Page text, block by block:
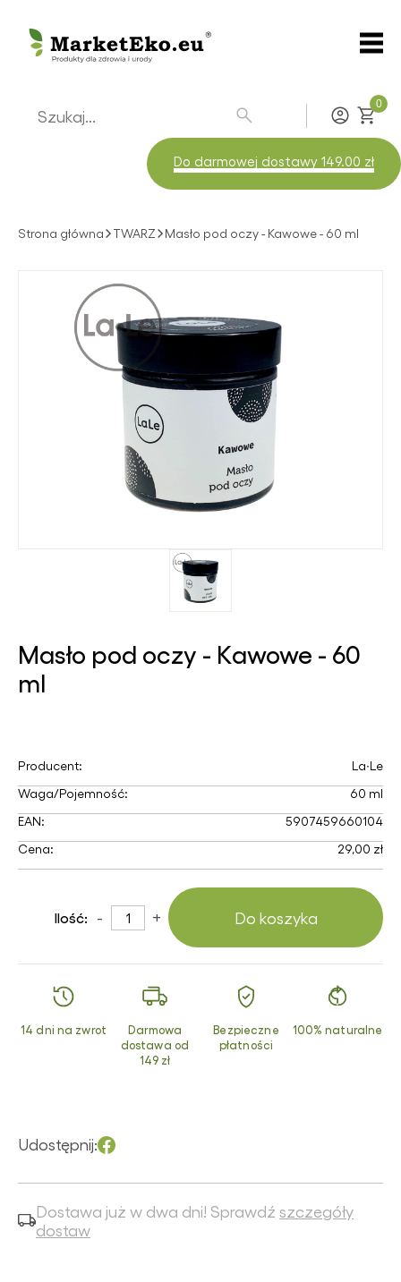
Zaloguj
0
Do darmowej dostawy 149.00 zł
Strona główna TWARZ Masło pod oczy - Kawowe - 60 ml
Masło pod oczy - Kawowe - 60
ml
Producent:
La∙Le
Waga/Pojemność:
60 ml
EAN:
5907459660104
Cena:
29,00 zł
Ilość: - + Do koszyka
14 dni na zwrot
Darmowa
dostawa od
149 zł
Bezpieczne
płatności
100% naturalne
Udostępnij:
Dostawa już w dwa dni! Sprawdź szczegóły
dostaw